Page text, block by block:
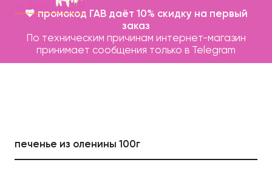
💖 промокод ГАВ даёт 10% скидку на первый
заказ
По техническим причинам интернет-магазин
принимает сообщения только в Telegram
печенье из оленины 100г